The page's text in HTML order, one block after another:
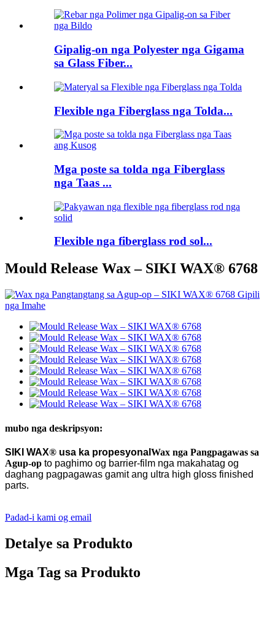
Gipalig-on nga Polyester nga Gigama
sa Glass Fiber...
Flexible nga Fiberglass nga Tolda...
Mga poste sa tolda nga Fiberglass
nga Taas ...
Flexible nga fiberglass rod sol...
Mould Release Wax – SIKI WAX® 6768
mubo nga deskripsyon:
SIKI WAX® usa ka propesyonal Wax nga Pangpagawas sa
Agup-op to paghimo og barrier-film nga makahatag og
daghang pagpagawas gamit ang ultra high gloss finished
parts.
Padad-i kami og email
Detalye sa Produkto
Mga Tag sa Produkto